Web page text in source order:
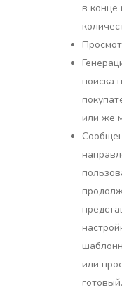
в конце
поиска
или же
или
готовый.